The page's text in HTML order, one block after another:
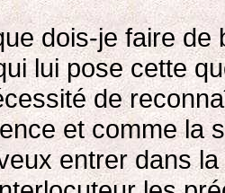
dois-je faire de
lui pose cette
de
et comme la
entrer dans